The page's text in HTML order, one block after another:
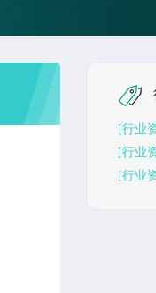
[行业
[行业
[行业